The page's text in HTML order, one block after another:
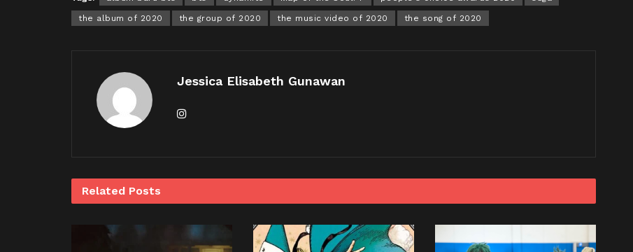
the album of 2020 the group of 2020 the music video of 2020 the song of 2020
Jessica Elisabeth Gunawan
Related Posts